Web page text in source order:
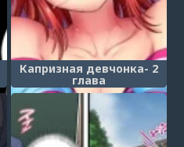
Капризная девчонка- 2
глава